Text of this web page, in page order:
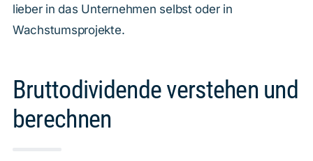
lieber in das Unternehmen selbst oder in
Wachstumsprojekte.
Bruttodividende verstehen und
berechnen